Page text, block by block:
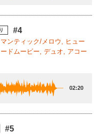
#4
ンティック/メロウ, ヒュー
ドムービー, デュオ, アコー
02:20
#5